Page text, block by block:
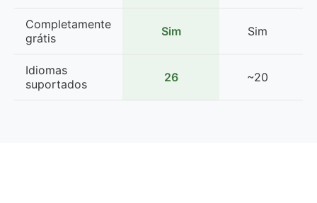
Completamente
grátis
Sim Sim
Idiomas
suportados
26 ~20